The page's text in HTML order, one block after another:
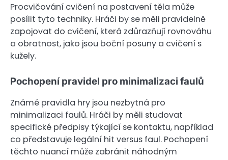
Procvičování cvičení na postavení těla může
posílit tyto techniky. Hráči by se měli pravidelně
zapojovat do cvičení, která zdůrazňují rovnováhu
a obratnost, jako jsou boční posuny a cvičení s
kužely.
Pochopení pravidel pro minimalizaci faulů
Známé pravidla hry jsou nezbytná pro
minimalizaci faulů. Hráči by měli studovat
specifické předpisy týkající se kontaktu, například
co představuje legální hit versus faul. Pochopení
těchto nuancí může zabránit náhodným